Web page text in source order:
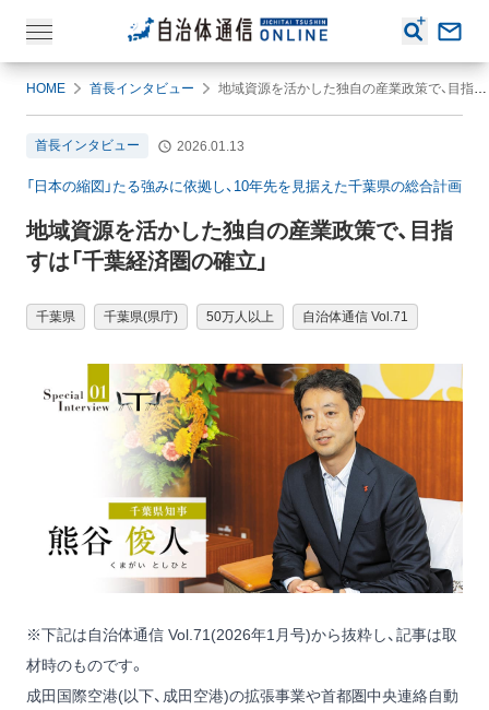
HOME 首長インタビュー 地域資源を活かした独自の産業政策で、目指すは「千葉経済圏の確立」
首長インタビュー 2026.01.13
「日本の縮図」たる強みに依拠し、10年先を見据えた千葉県の総合計画
地域資源を活かした独自の産業政策で、目指
すは「千葉経済圏の確立」
千葉県 千葉県(県庁) 50万人以上 自治体通信 Vol.71
※下記は自治体通信 Vol.71(2026年1月号)から抜粋し、記事は取
材時のものです。
成田国際空港(以下、成田空港)の拡張事業や首都圏中央連絡自動